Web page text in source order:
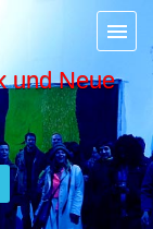
und Neue